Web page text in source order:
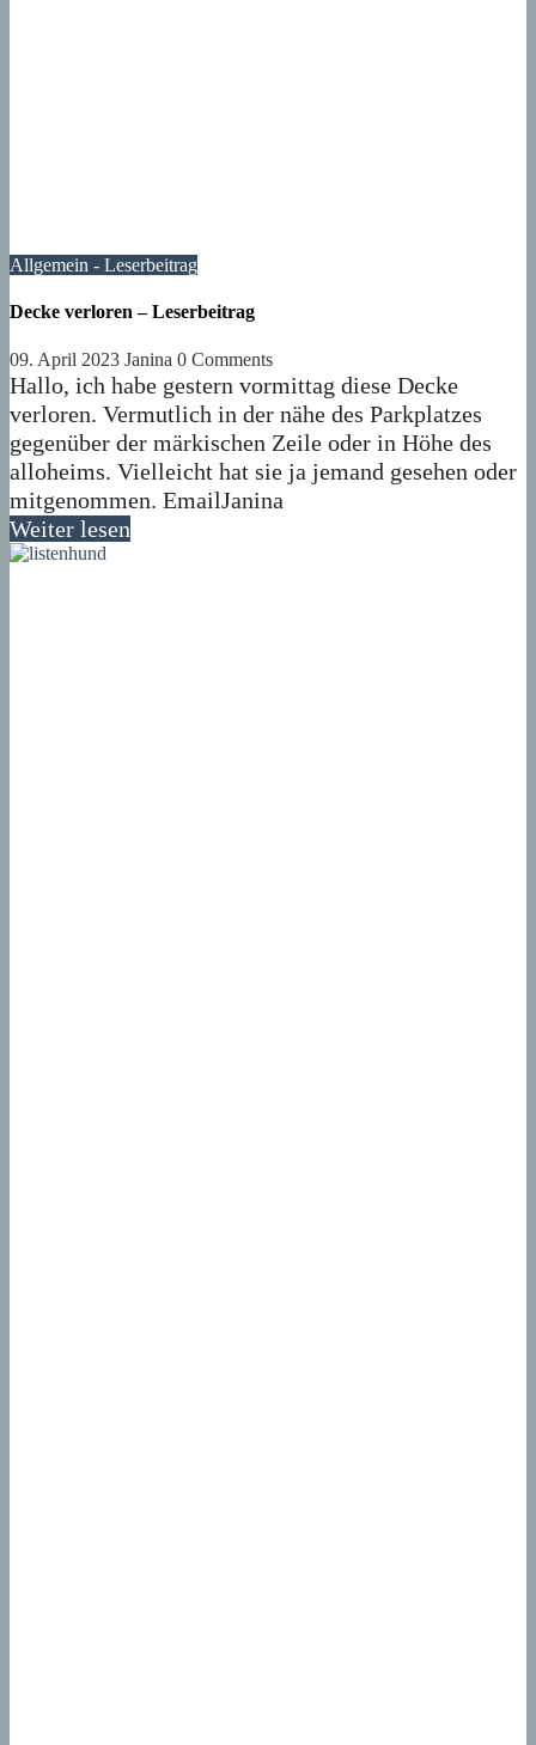
Allgemein - Leserbeitrag
Decke verloren – Leserbeitrag
09. April 2023 Janina 0 Comments
Hallo, ich habe gestern vormittag diese Decke
verloren. Vermutlich in der nähe des Parkplatzes
gegenüber der märkischen Zeile oder in Höhe des
alloheims. Vielleicht hat sie ja jemand gesehen oder
mitgenommen. EmailJanina
Weiter lesen